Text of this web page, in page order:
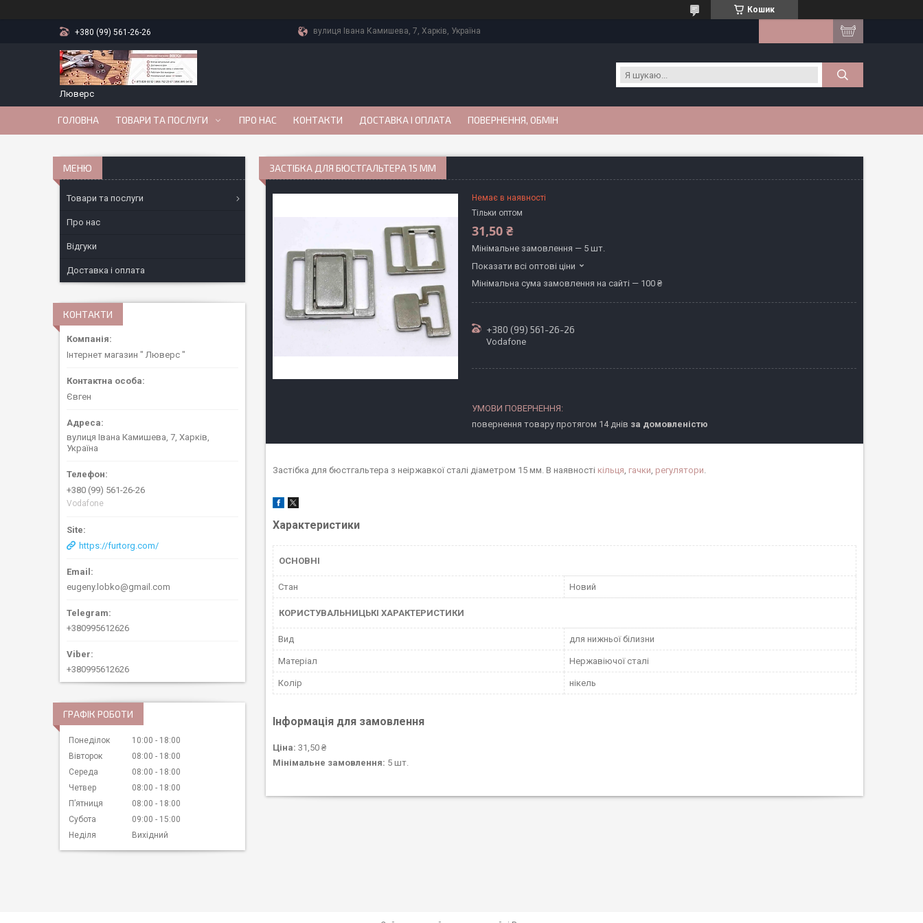
Кошик
+380 (99) 561-26-26 вулиця Івана Камишева, 7, Харків, Україна
Люверс
ГОЛОВНА ТОВАРИ ТА ПОСЛУГИ ПРО НАС КОНТАКТИ ДОСТАВКА І ОПЛАТА ПОВЕРНЕННЯ, ОБМІН
ЗАСТІБКА ДЛЯ БЮСТГАЛЬТЕРА 15 ММ
Немає в наявності
Тільки оптом
31,50 ₴
Мінімальне замовлення — 5 шт.
Показати всі оптові ціни
Мінімальна сума замовлення на сайті — 100 ₴
+380 (99) 561-26-26
Vodafone
повернення товару протягом 14 днів за домовленістю
Застібка для бюстгальтера з неіржавкої сталі діаметром 15 мм. В наявності кільця гачки регулятори
Характеристики
ОСНОВНІ
Стан Новий
КОРИСТУВАЛЬНИЦЬКІ ХАРАКТЕРИСТИКИ
Вид для нижньої білизни
Матеріал Нержавіючої сталі
Колір нікель
Інформація для замовлення
Ціна: 31,50 ₴
Мінімальне замовлення: 5 шт.
Товари та послуги
Про нас
Відгуки
Доставка і оплата
КОНТАКТИ
Інтернет магазин " Люверс "
Євген
вулиця Івана Камишева, 7, Харків,
Україна
+380 (99) 561-26-26
Vodafone
https://furtorg.com/
eugeny.lobko@gmail.com
+380995612626
+380995612626
ГРАФІК РОБОТИ
Понеділок 10:00
18:00
Вівторок
08:00
18:00
Середа
08:00
18:00
Четвер
08:00
18:00
Пʼятниця
08:00
18:00
Субота
09:00
15:00
Неділя
Вихідний